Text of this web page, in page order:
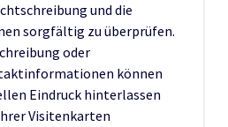
und die
sorgfältig zu überprüfen.
oder
können
Eindruck hinterlassen
Visitenkarten